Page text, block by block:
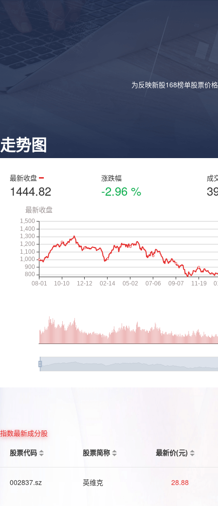
为反映新股168榜单股票价
走势图
最新收盘
1444.82
涨跌幅
-2.96 %
成
指数最新成分股
股票代码
股票简称 最新价(元)
002837.sz 英维克 28.88